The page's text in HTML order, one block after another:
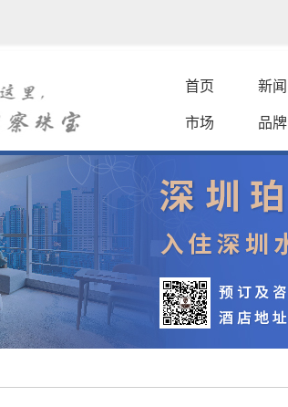
首页 新闻
市场 品牌